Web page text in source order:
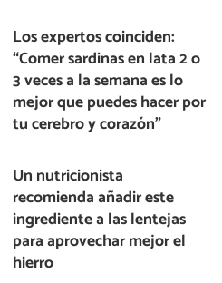
Los expertos coinciden:
“Comer sardinas en lata 2 o
3 veces a la semana es lo
mejor que puedes hacer por
tu cerebro y corazón”
Un nutricionista
recomienda añadir este
ingrediente a las lentejas
para aprovechar mejor el
hierro